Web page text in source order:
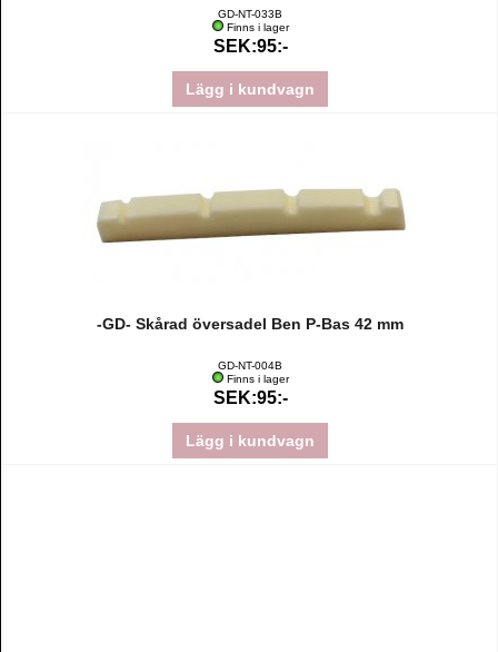
GD-NT-033B
Finns i lager
SEK:95:-
Lägg i kundvagn
-GD- Skårad översadel Ben P-Bas 42 mm
GD-NT-004B
Finns i lager
SEK:95:-
Lägg i kundvagn